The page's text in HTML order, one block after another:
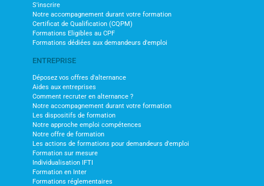
S'inscrire
Notre accompagnement durant votre formation
Certificat de Qualification (CQPM)
Formations Eligibles au CPF
Formations dédiées aux demandeurs d'emploi
ENTREPRISE
Déposez vos offres d'alternance
Aides aux entreprises
Comment recruter en alternance ?
Notre accompagnement durant votre formation
Les dispositifs de formation
Notre approche emploi compétences
Notre offre de formation
Les actions de formations pour demandeurs d'emploi
Formation sur mesure
Individualisation IFTI
Formation en Inter
Formations réglementaires